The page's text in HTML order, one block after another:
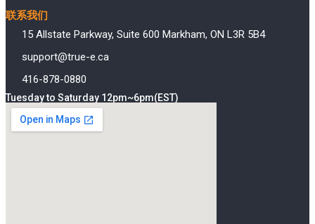
联系我们
15 Allstate Parkway, Suite 600 Markham, ON L3R 5B4
support@true-e.ca
416-878-0880
Tuesday to Saturday 12pm~6pm(EST)